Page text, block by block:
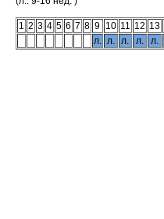
1 2 3 4 5 6 7 8 9 10 11 12 13
л. л. л. л. л.